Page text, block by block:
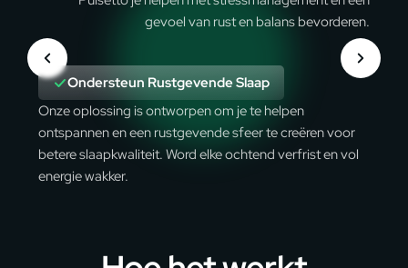
gevoel van rust en balans bevorderen.
Ondersteun Rustgevende Slaap
Onze oplossing is ontworpen om je te helpen
ontspannen en een rustgevende sfeer te creëren voor
betere slaapkwaliteit. Word elke ochtend verfrist en vol
energie wakker.